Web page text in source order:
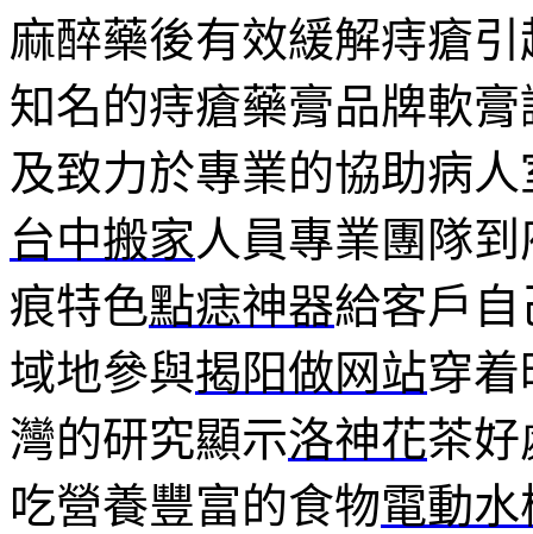
麻醉藥後有效緩解痔瘡
知名的痔瘡藥膏品牌軟
及致力於專業的協助病
台中搬家人員專業團隊
痕特色點痣神器給客戶
域地參與揭阳做网站穿
灣的研究顯示洛神花茶
吃營養豐富的食物電動